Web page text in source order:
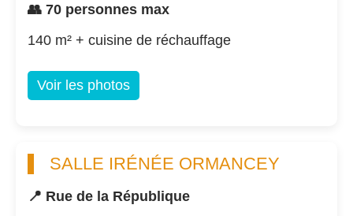
👥 70 personnes max
140 m² + cuisine de réchauffage
Voir les photos
SALLE IRÉNÉE ORMANCEY
📍 Rue de la République